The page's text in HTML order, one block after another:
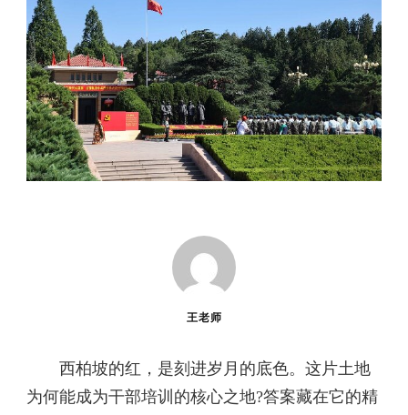
王老师
西柏坡的红，是刻进岁月的底色。这片土地
为何能成为干部培训的核心之地?答案藏在它的精